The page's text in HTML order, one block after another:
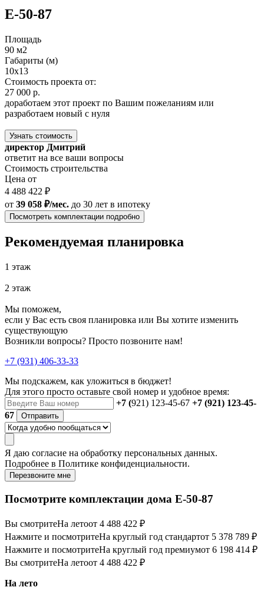
E-50-87
Площадь
90 м2
Габариты (м)
10x13
Стоимость проекта от:
27 000 р.
доработаем этот проект по Вашим пожеланиям или
разработаем новый с нуля
Узнать стоимость
директор Дмитрий
ответит на все ваши вопросы
Стоимость строительства
Цена от
4 488 422 ₽
от 39 058 ₽/мес. до 30 лет в ипотеку
Посмотреть комплектации подробно
Рекомендуемая планировка
1 этаж
2 этаж
Мы поможем,
если у Вас есть своя планировка или Вы хотите изменить
существующую
Возникли вопросы? Просто позвоните нам!
+7 (931) 406-33-33
Мы подскажем, как уложиться в бюджет!
Для этого просто оставьте свой номер и удобное время:
+7 (921) 123-45-67 +7 (921) 123-45-
67
Отправить
Я даю согласие на обработку персональных данных.
Подробнее в Политике конфиденциальности.
Перезвоните мне
Посмотрите комплектации дома E-50-87
Вы смотритеНа летоот 4 488 422 ₽
Нажмите и посмотритеНа круглый год стандартот 5 378 789 ₽
Нажмите и посмотритеНа круглый год премиумот 6 198 414 ₽
Вы смотритеНа летоот 4 488 422 ₽
На лето